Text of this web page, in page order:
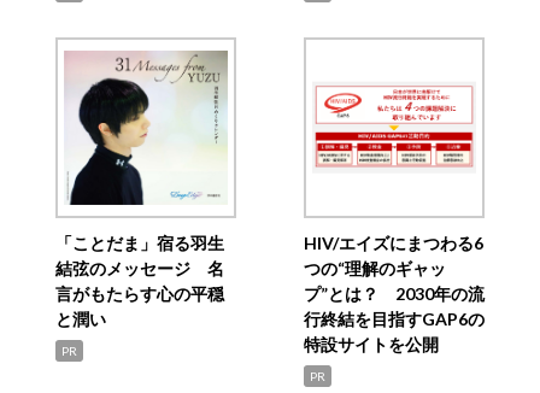
「ことだま」宿る羽生
結弦のメッセージ 名
言がもたらす心の平穏
と潤い
PR
HIV/エイズにまつわる6
つの“理解のギャッ
プ”とは？ 2030年の流
行終結を目指すGAP6の
特設サイトを公開
PR